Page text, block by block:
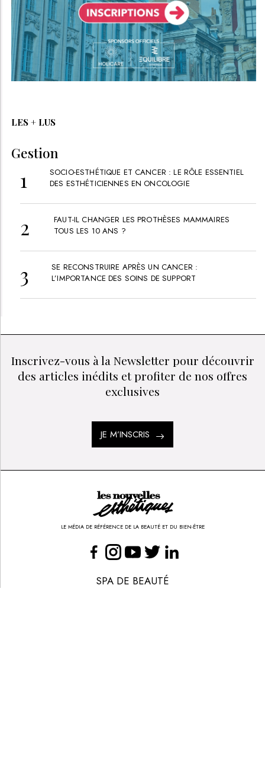
LES + LUS
Gestion
SOCIO-ESTHÉTIQUE ET CANCER : LE RÔLE ESSENTIEL
DES ESTHÉTICIENNES EN ONCOLOGIE
FAUT-IL CHANGER LES PROTHÈSES MAMMAIRES
TOUS LES 10 ANS ?
SE RECONSTRUIRE APRÈS UN CANCER :
L’IMPORTANCE DES SOINS DE SUPPORT
Inscrivez-vous à la Newsletter pour découvrir
des articles inédits et profiter de nos offres
exclusives
JE M’INSCRIS
LE MÉDIA DE RÉFÉRENCE DE LA BEAUTÉ ET DU BIEN-ÊTRE
SPA DE BEAUTÉ